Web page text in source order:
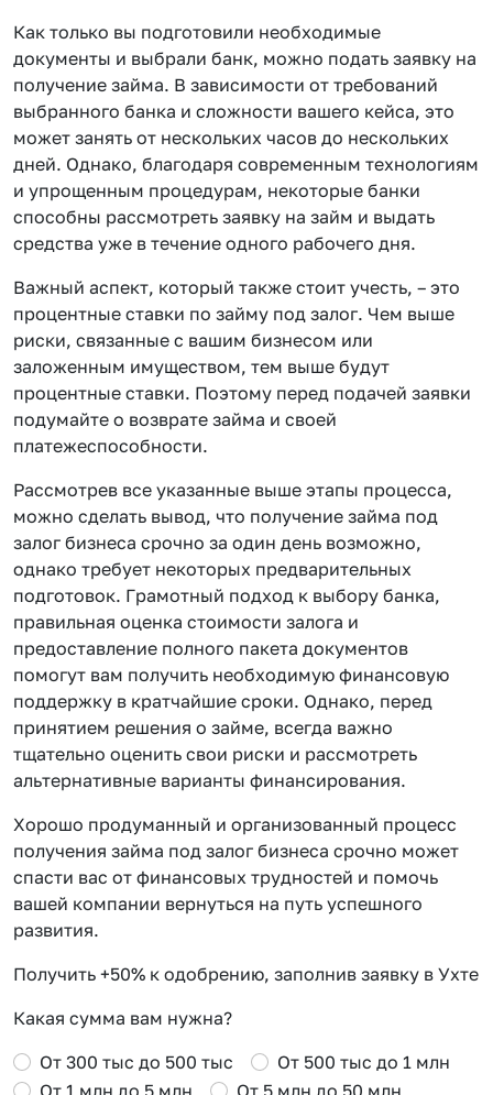
Как только вы подготовили необходимые
документы и выбрали банк, можно подать заявку на
получение займа. В зависимости от требований
выбранного банка и сложности вашего кейса, это
может занять от нескольких часов до нескольких
дней. Однако, благодаря современным технологиям
и упрощенным процедурам, некоторые банки
способны рассмотреть заявку на займ и выдать
средства уже в течение одного рабочего дня.
Важный аспект, который также стоит учесть, – это
процентные ставки по займу под залог. Чем выше
риски, связанные с вашим бизнесом или
заложенным имуществом, тем выше будут
процентные ставки. Поэтому перед подачей заявки
подумайте о возврате займа и своей
платежеспособности.
Рассмотрев все указанные выше этапы процесса,
можно сделать вывод, что получение займа под
залог бизнеса срочно за один день возможно,
однако требует некоторых предварительных
подготовок. Грамотный подход к выбору банка,
правильная оценка стоимости залога и
предоставление полного пакета документов
помогут вам получить необходимую финансовую
поддержку в кратчайшие сроки. Однако, перед
принятием решения о займе, всегда важно
тщательно оценить свои риски и рассмотреть
альтернативные варианты финансирования.
Хорошо продуманный и организованный процесс
получения займа под залог бизнеса срочно может
спасти вас от финансовых трудностей и помочь
вашей компании вернуться на путь успешного
развития.
Получить +50% к одобрению, заполнив заявку в Ухте
Какая сумма вам нужна?
От 300 тыс до 500 тыс
От 500 тыс до 1 млн
От 1 млн до 5 млн
От 5 млн до 50 млн